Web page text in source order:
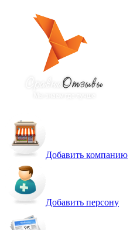
Добавить компанию
Добавить персону